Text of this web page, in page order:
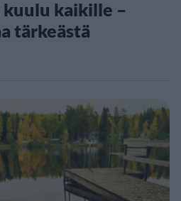
kuulu kaikille –
tärkeästä